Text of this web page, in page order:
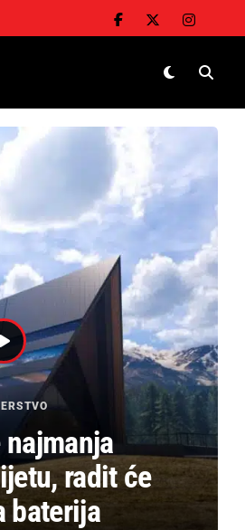
najmanja
radit će
baterija